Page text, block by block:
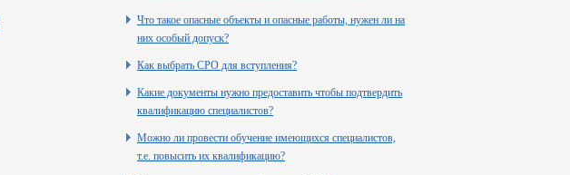
Что такое опасные объекты и опасные работы, нужен ли на
них особый допуск?
Как выбрать СРО для вступления?
Какие документы нужно предоставить чтобы подтвердить
квалификацию специалистов?
Можно ли провести обучение имеющихся специалистов,
т.е. повысить их квалификацию?